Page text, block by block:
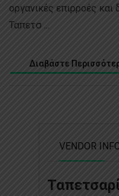
οργανικές επιρροές και
Ταπετσ ...
Διαβάστε
VENDOR